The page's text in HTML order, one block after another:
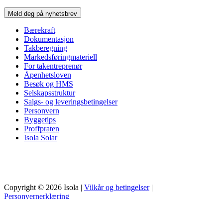
Meld deg på nyhetsbrev
Bærekraft
Dokumentasjon
Takberegning
Markedsføringmateriell
For takentreprenør
Åpenhetsloven
Besøk og HMS
Selskapsstruktur
Salgs- og leveringsbetingelser
Personvern
Byggetips
Proffpraten
Isola Solar
Copyright © 2026 Isola | Vilkår og betingelser|
Personvernerklæring